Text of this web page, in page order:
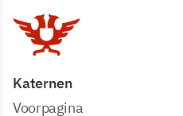
Katernen
Voorpagina